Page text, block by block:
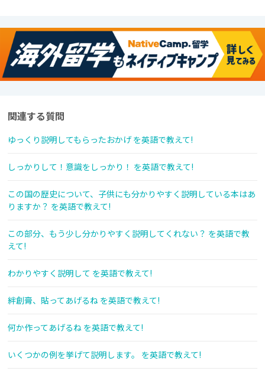
関連する質問
ゆっくり説明してもらったおかげ を英語で教えて!
しっかりして！意識をしっかり！ を英語で教えて!
この国の歴史について、子供にも分かりやすく説明している本はあ
りますか？ を英語で教えて!
この部分、もう少し分かりやすく説明してくれない？ を英語で教
えて!
わかりやすく説明して を英語で教えて!
絆創膏、貼ってあげるね を英語で教えて!
何か作ってあげるね を英語で教えて!
いくつかの例を挙げて説明します。 を英語で教えて!